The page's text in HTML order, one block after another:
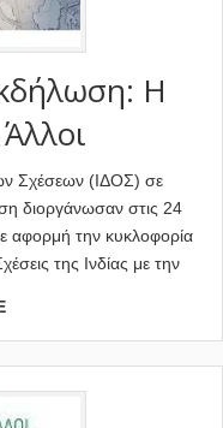
Η
Σχέσεων (ΙΔΟΣ) σε
διοργάνωσαν στις 24
αφορμή την κυκλοφορία
της Ινδίας με την